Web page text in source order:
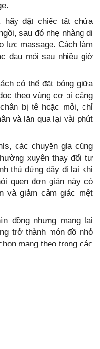
hãy đặt chiếc tất chứa
sau đó nhẹ nhàng di
lực massage. Cách làm
đau mỏi sau nhiều giờ
có thể đặt bóng giữa
theo vùng cơ bị căng
bị tê hoặc mỏi, chỉ
và lăn qua lại vài phút
các chuyên gia cũng
xuyên thay đổi tư
thủ đứng dậy đi lại khi
quen đơn giản này có
và giảm cảm giác mệt
đồng nhưng mang lại
trở thành món đồ nhỏ
mang theo trong các